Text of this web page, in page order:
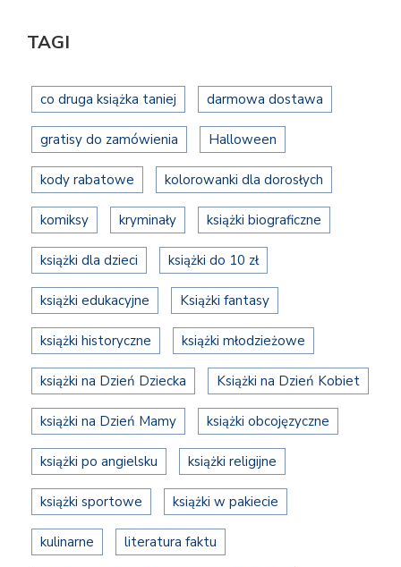
TAGI
co druga książka taniej darmowa dostawa
gratisy do zamówienia Halloween
kody rabatowe kolorowanki dla dorosłych
komiksy kryminały książki biograficzne
książki dla dzieci książki do 10 zł
książki edukacyjne Książki fantasy
książki historyczne książki młodzieżowe
książki na Dzień Dziecka Książki na Dzień Kobiet
książki na Dzień Mamy książki obcojęzyczne
książki po angielsku książki religijne
książki sportowe książki w pakiecie
kulinarne literatura faktu